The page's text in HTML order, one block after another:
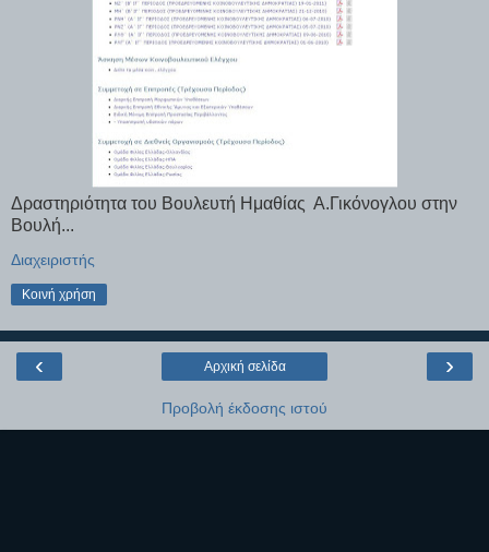
Δραστηριότητα του Βουλευτή Ημαθίας Α.Γικόνογλου στην
Βουλή...
Διαχειριστής
Κοινή χρήση
‹ ›
Αρχική σελίδα
Προβολή έκδοσης ιστού